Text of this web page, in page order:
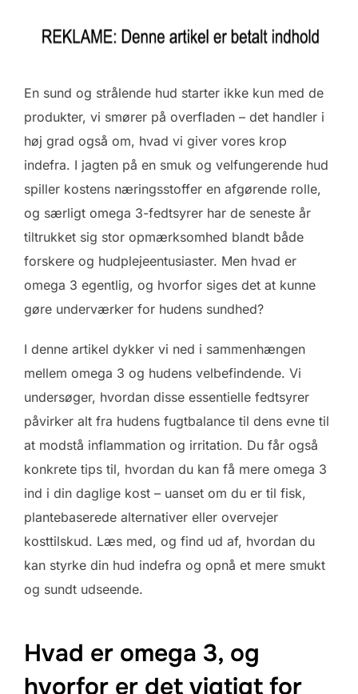
En sund og strålende hud starter ikke kun med de
produkter, vi smører på overfladen – det handler i
høj grad også om, hvad vi giver vores krop
indefra. I jagten på en smuk og velfungerende hud
spiller kostens næringsstoffer en afgørende rolle,
og særligt omega 3-fedtsyrer har de seneste år
tiltrukket sig stor opmærksomhed blandt både
forskere og hudplejeentusiaster. Men hvad er
omega 3 egentlig, og hvorfor siges det at kunne
gøre underværker for hudens sundhed?
I denne artikel dykker vi ned i sammenhængen
mellem omega 3 og hudens velbefindende. Vi
undersøger, hvordan disse essentielle fedtsyrer
påvirker alt fra hudens fugtbalance til dens evne til
at modstå inflammation og irritation. Du får også
konkrete tips til, hvordan du kan få mere omega 3
ind i din daglige kost – uanset om du er til fisk,
plantebaserede alternativer eller overvejer
kosttilskud. Læs med, og find ud af, hvordan du
kan styrke din hud indefra og opnå et mere smukt
og sundt udseende.
Hvad er omega 3, og
hvorfor er det vigtigt for